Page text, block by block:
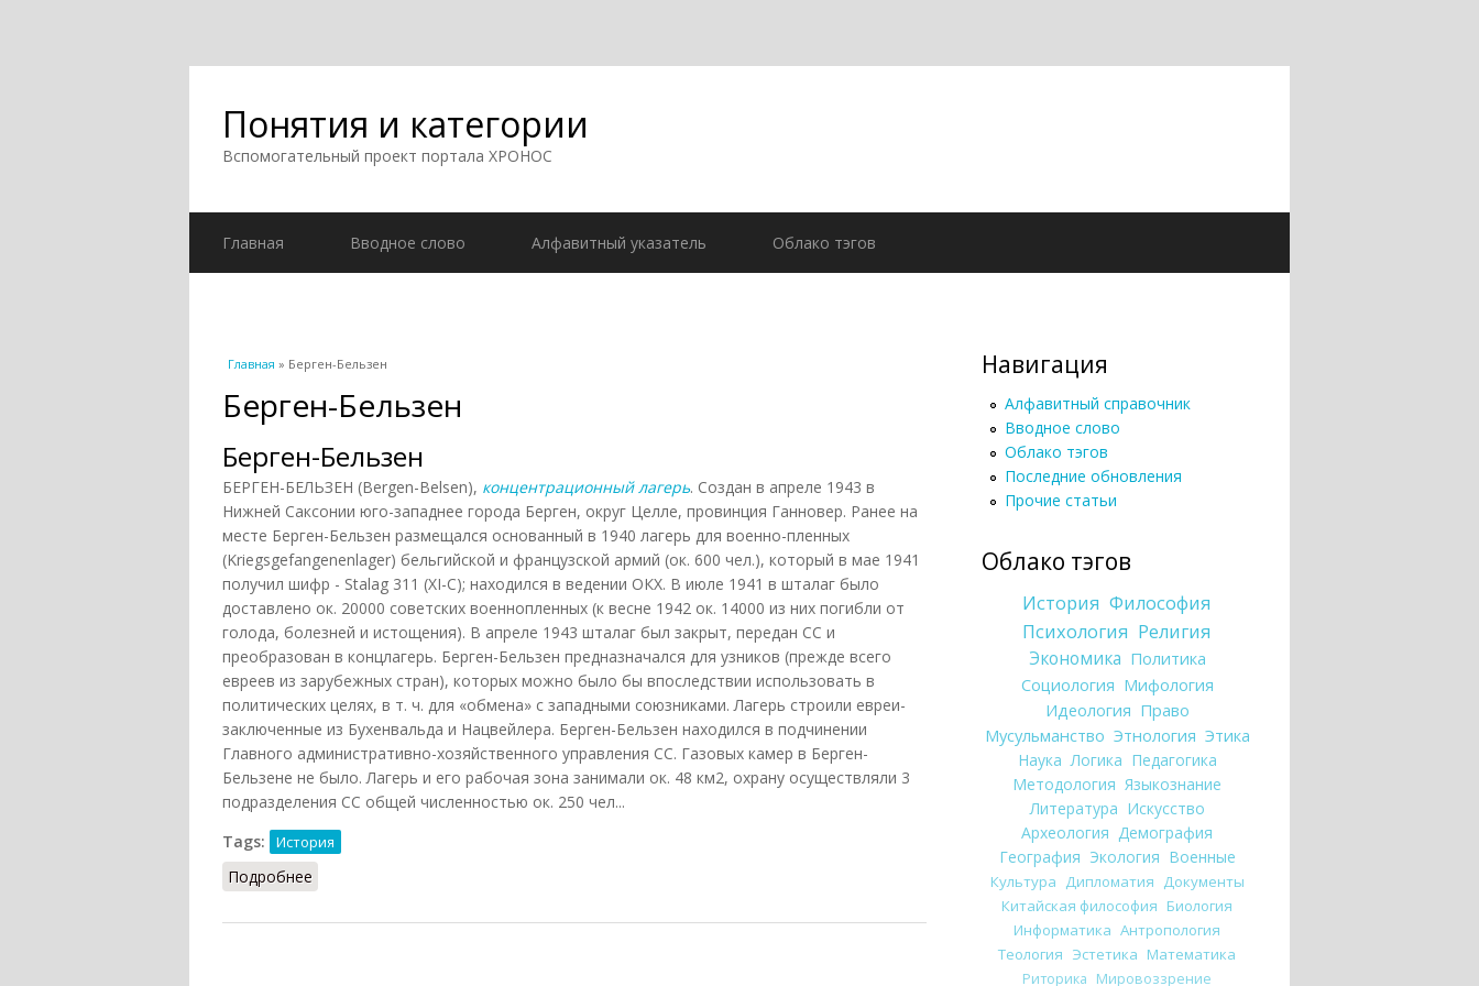
Понятия и категории
Вспомогательный проект портала ХРОНОС
Главная Вводное слово Алфавитный указатель Облако тэгов
Вы здесь
Главная » Берген-Бельзен
Берген-Бельзен
Берген-Бельзен
БЕРГЕН-БЕЛЬЗЕН (Bergen-Belsen), концентрационный лагерь. Создан в апреле 1943 в
Нижней Саксонии юго-западнее города Берген, округ Целле, провинция Ганновер. Ранее на
месте Берген-Бельзен размещался основанный в 1940 лагерь для военно-пленных
(Kriegsgefangenenlager) бельгийской и французской армий (ок. 600 чел.), который в мае 1941
получил шифр - Stalag 311 (XI-C); находился в ведении ОКХ. В июле 1941 в шталаг было
доставлено ок. 20000 советских военнопленных (к весне 1942 ок. 14000 из них погибли от
голода, болезней и истощения). В апреле 1943 шталаг был закрыт, передан СС и
преобразован в концлагерь. Берген-Бельзен предназначался для узников (прежде всего
евреев из зарубежных стран), которых можно было бы впоследствии использовать в
политических целях, в т. ч. для «обмена» с западными союзниками. Лагерь строили евреи-
заключенные из Бухенвальда и Нацвейлера. Берген-Бельзен находился в подчинении
Главного административно-хозяйственного управления СС. Газовых камер в Берген-
Бельзене не было. Лагерь и его рабочая зона занимали ок. 48 км2, охрану осуществляли 3
подразделения СС общей численностью ок. 250 чел...
Tags:
История
Подробнее
Навигация
Алфавитный справочник
Вводное слово
Облако тэгов
Последние обновления
Прочие статьи
Облако тэгов
История Философия
Психология Религия
Экономика Политика
Социология Мифология
Идеология Право
Мусульманство Этнология Этика
Наука Логика Педагогика
Методология Языкознание
Литература Искусство
Археология Демография
География Экология Военные
Культура Дипломатия Документы
Китайская философия Биология
Информатика Антропология
Теология Эстетика Математика
Риторика Мировоззрение